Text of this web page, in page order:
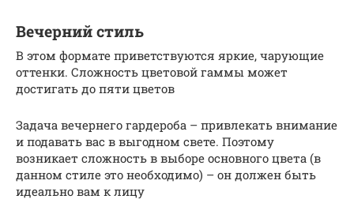
Вечерний стиль
В этом формате приветствуются яркие, чарующие
оттенки. Сложность цветовой гаммы может
достигать до пяти цветов
Задача вечернего гардероба – привлекать внимание
и подавать вас в выгодном свете. Поэтому
возникает сложность в выборе основного цвета (в
данном стиле это необходимо) – он должен быть
идеально вам к лицу